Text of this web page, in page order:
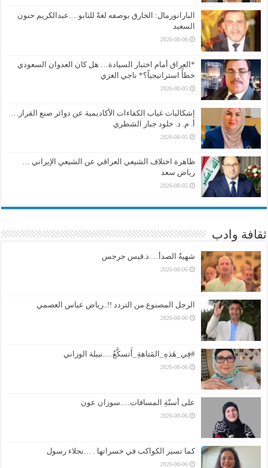
البارانورمال: الخارق بوصفه لغةً للتابو….عبدالكريم حنون
السعيد
2026-08-06
*العراق أمام اختبار السيادة… هل كان العدوان السعودي
خطأً استراتيجياً؟* ناجي الغزي
2026-08-05
إشكاليات غياب الكفاءات الأكاديمية عن دوائر صنع القرار…
أ. م. د. خلود جبار الشطري
2026-08-05
ظاهرة اختلاف الشيعي العراقي عن الشيعي الإيراني …
رياض سعد
2026-08-05
ثقافة وادب
شهيةُ الصدأ….د.قيس جرجس
2026-08-06
الرجل المصنوع من التردد !!..رياض عباس العصمي
2026-08-06
#فِي_هَذهِ_المَتاهةِ_أَتسكَّعُ….نبيلة الوزاني
2026-08-06
على أسنّةِ المسافات….سوزان عون
2026-08-06
كما تسير الكواكب في حسراتها . …نجلاء رسول
2026-08-06